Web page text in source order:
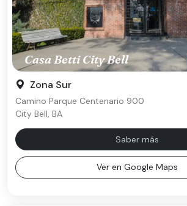
Casa Betti City Bell
Zona Sur
Camino Parque Centenario 900
City Bell, BA
Saber más
Ver en Google Maps